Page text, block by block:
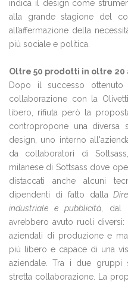
indica il design come
alla grande stagione del
all’affermazione della
più sociale e politica.
Oltre 50 prodotti in oltre
Dopo il successo ottenuto
collaborazione con la
libero, rifiuta però la
contropropone una diversa
design, uno interno
da collaboratori di
milanese di Sottsass dove
distaccati anche alcuni
dipendenti di fatto dalla
industriale e pubblicità , dal
avrebbero avuto ruoli
aziendali di produzione e
più libero e capace di una
aziendale. Tra i due gruppi
stretta collaborazione. La